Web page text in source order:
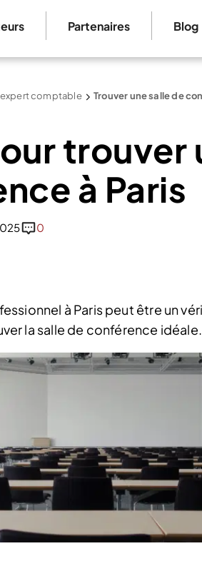
Partenaires Blog
comptable Trouver une salle de
trouver
à Paris
0
à Paris peut être un
la salle de conférence idéale.